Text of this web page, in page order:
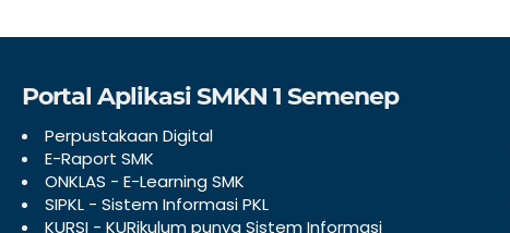
Portal Aplikasi SMKN 1 Semenep
Perpustakaan Digital
E-Raport SMK
ONKLAS - E-Learning SMK
SIPKL - Sistem Informasi PKL
KURSI - KURikulum punya Sistem Informasi